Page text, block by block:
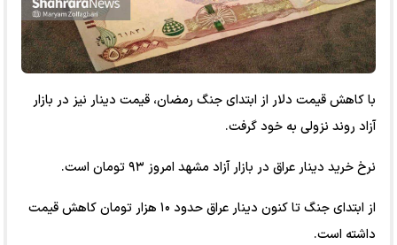
با کاهش قیمت دلار از ابتدای جنگ رمضان، قیمت دینار نیز در بازار
آزاد روند نزولی به خود گرفت.
نرخ خرید دینار عراق در بازار آزاد مشهد امروز ۹۳ تومان است.
از ابتدای جنگ تا کنون دینار عراق حدود ۱۰ هزار تومان کاهش قیمت
داشته است.